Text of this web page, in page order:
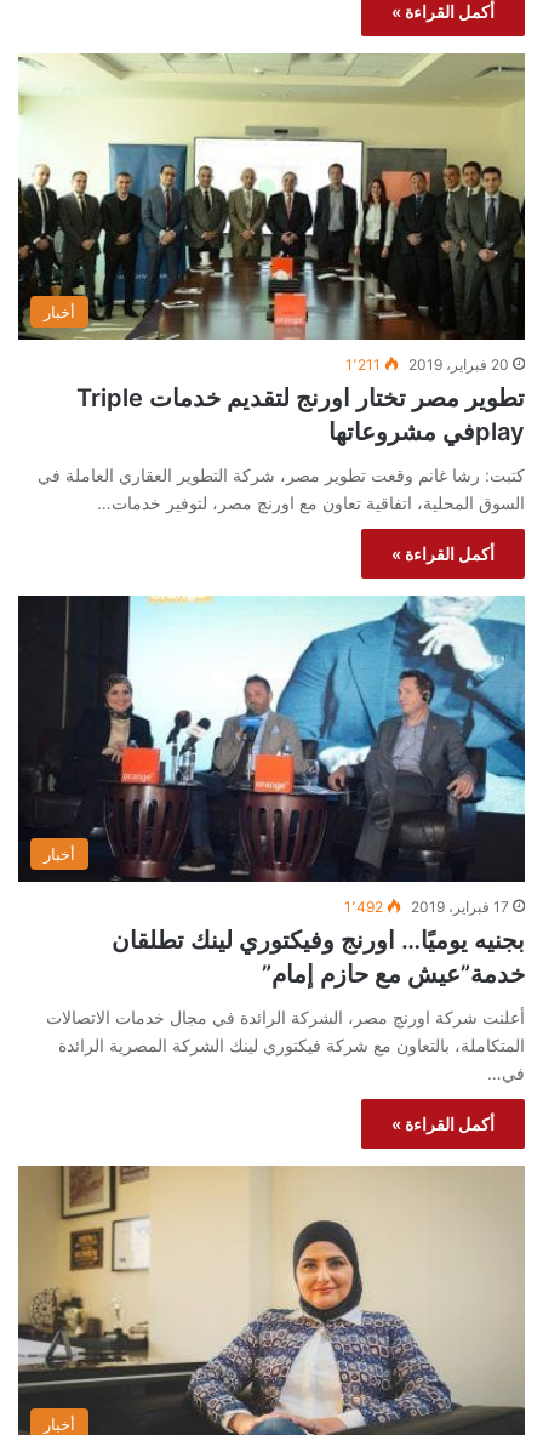
أكمل القراءة »
أخبار
20 فبراير، 2019 1٬211
تطوير مصر تختار اورنج لتقديم خدمات Triple
playفي مشروعاتها
كتبت: رشا غانم وقعت تطوير مصر، شركة التطوير العقاري العاملة في
السوق المحلية، اتفاقية تعاون مع اورنچ مصر، لتوفير خدمات…
أكمل القراءة »
أخبار
17 فبراير، 2019 1٬492
بجنيه يوميًا… اورنج وفيكتوري لينك تطلقان
خدمة”عيش مع حازم إمام”
أعلنت شركة اورنچ مصر، الشركة الرائدة في مجال خدمات الاتصالات
المتكاملة، بالتعاون مع شركة فيكتوري لينك الشركة المصرية الرائدة
في…
أكمل القراءة »
أخبار